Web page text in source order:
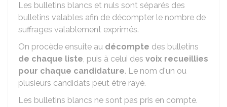
Les bulletins blancs et nuls sont séparés des
bulletins valables afin de décompter le nombre de
suffrages valablement exprimés.
On procède ensuite au décompte des bulletins
de chaque liste, puis à celui des voix recueillies
pour chaque candidature. Le nom d'un ou
plusieurs candidats peut être rayé.
Les bulletins blancs ne sont pas pris en compte.